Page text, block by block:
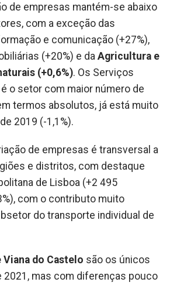
de empresas mantém-se abaixo
com a exceção das
e comunicação (+27%),
(+20%) e daAgricultura e
(+0,6%). Os Serviços
o setor com maior número de
termos absolutos, já está muito
2019 (-1,1%).
de empresas é transversal a
e distritos, com destaque
de Lisboa (+2 495
com o contributo muito
do transporte individual de
Viana do Castelo são os únicos
2021, mas com diferenças pouco